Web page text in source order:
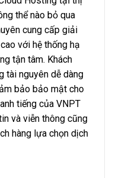
thể nào bỏ qua
cung cấp giải
với hệ thống hạ
tận tâm. Khách
tài nguyên dễ dàng
bảo bảo mật cho
tiếng của VNPT
và viễn thông cũng
hàng lựa chọn dịch